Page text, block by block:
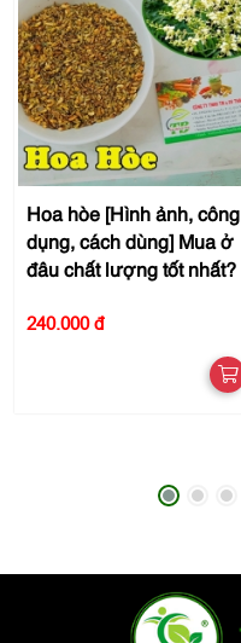
Hoa hòe [Hình ảnh, công
dụng, cách dùng] Mua ở
đâu chất lượng tốt nhất?
240.000 đ